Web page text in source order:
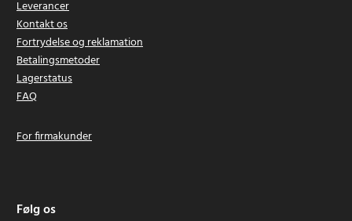
Leverancer
Kontakt os
Fortrydelse og reklamation
Betalingsmetoder
Lagerstatus
FAQ
For firmakunder
Følg os